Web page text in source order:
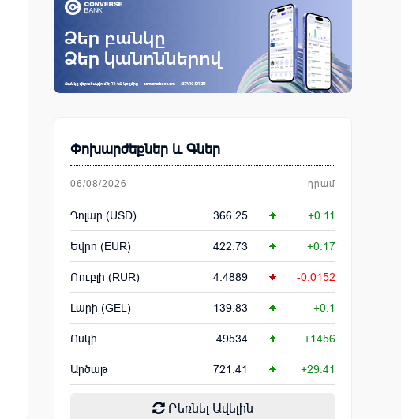
Փոխարժեքներ և Գներ
06/08/2026 դրամ
Դոլար (USD) 366.25 +0.11
Եվրո (EUR) 422.73 +0.17
Ռուբլի (RUR) 4.4889 -0.0152
Լարի (GEL) 139.83 +0.1
Ոսկի 49534 +1456
Արծաթ 721.41 +29.41
Բեռնել Ավելին